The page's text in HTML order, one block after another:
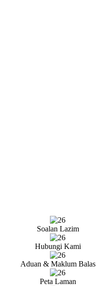
Soalan Lazim
Hubungi Kami
Aduan & Maklum Balas
Peta Laman